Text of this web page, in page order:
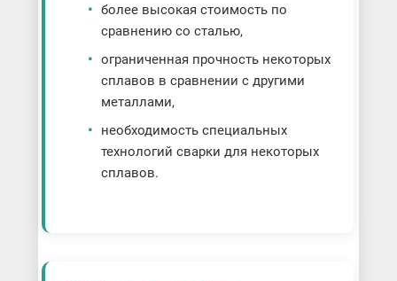
более высокая стоимость по
сравнению со сталью,
ограниченная прочность некоторых
сплавов в сравнении с другими
металлами,
необходимость специальных
технологий сварки для некоторых
сплавов.